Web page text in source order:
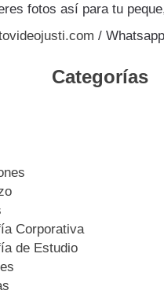
fotos así para tu
/
Categorías
Corporativa
de Estudio